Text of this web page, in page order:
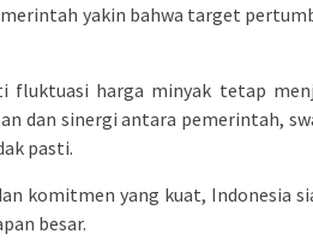
yakin bahwa target
fluktuasi harga minyak tetap
dan sinergi antara pemerintah,
pasti.
komitmen yang kuat, Indonesia
besar.